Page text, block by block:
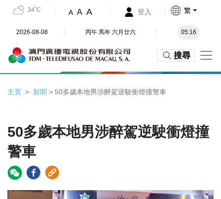
34˚C A A A 登入 繁
2026-08-08 丙午 馬年 六月廿六 05:16
搜尋
主頁 新聞 > 50多歲本地男涉醉駕逆駛衝燈撞警車
50多歲本地男涉醉駕逆駛衝燈撞
警車